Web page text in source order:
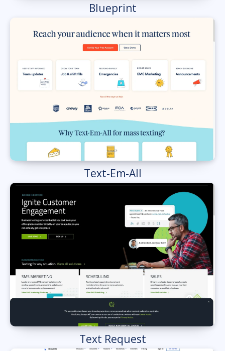
Blueprint
Text-Em-All
Text Request